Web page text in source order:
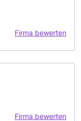
Firma bewerten
Firma bewerten